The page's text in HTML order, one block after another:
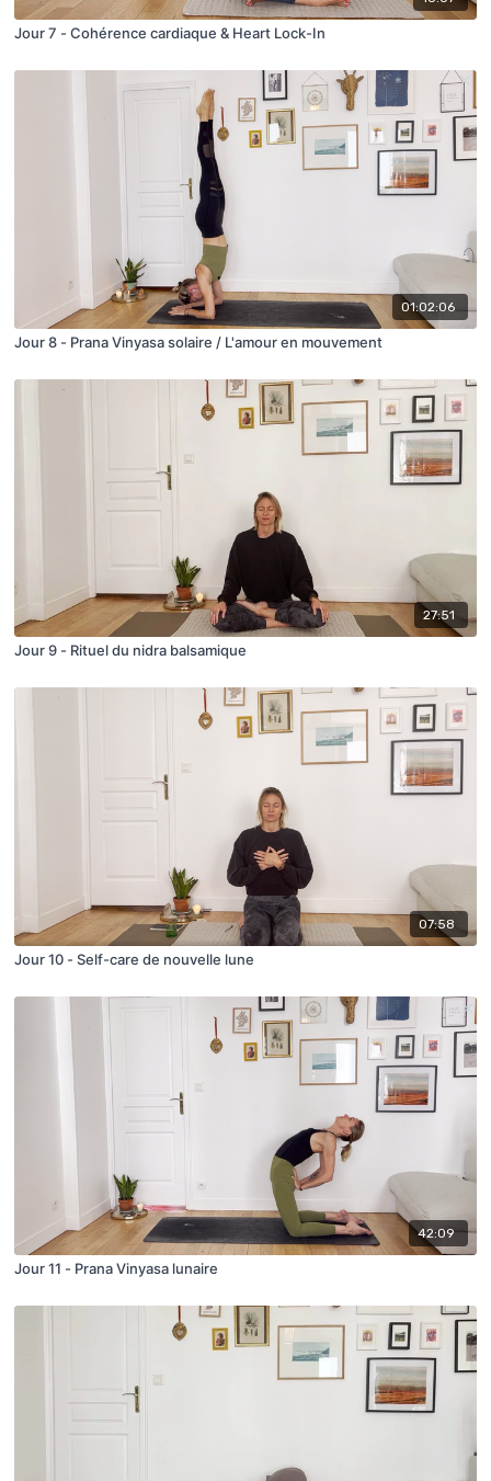
Jour 7 - Cohérence cardiaque & Heart Lock-In
01:02:06
Jour 8 - Prana Vinyasa solaire / L'amour en mouvement
27:51
Jour 9 - Rituel du nidra balsamique
07:58
Jour 10 - Self-care de nouvelle lune
42:09
Jour 11 - Prana Vinyasa lunaire